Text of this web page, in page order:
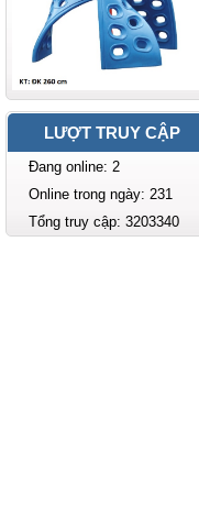
LƯỢT TRUY CẬP
Đang online: 2
Online trong ngày: 231
Tổng truy cập: 3203340